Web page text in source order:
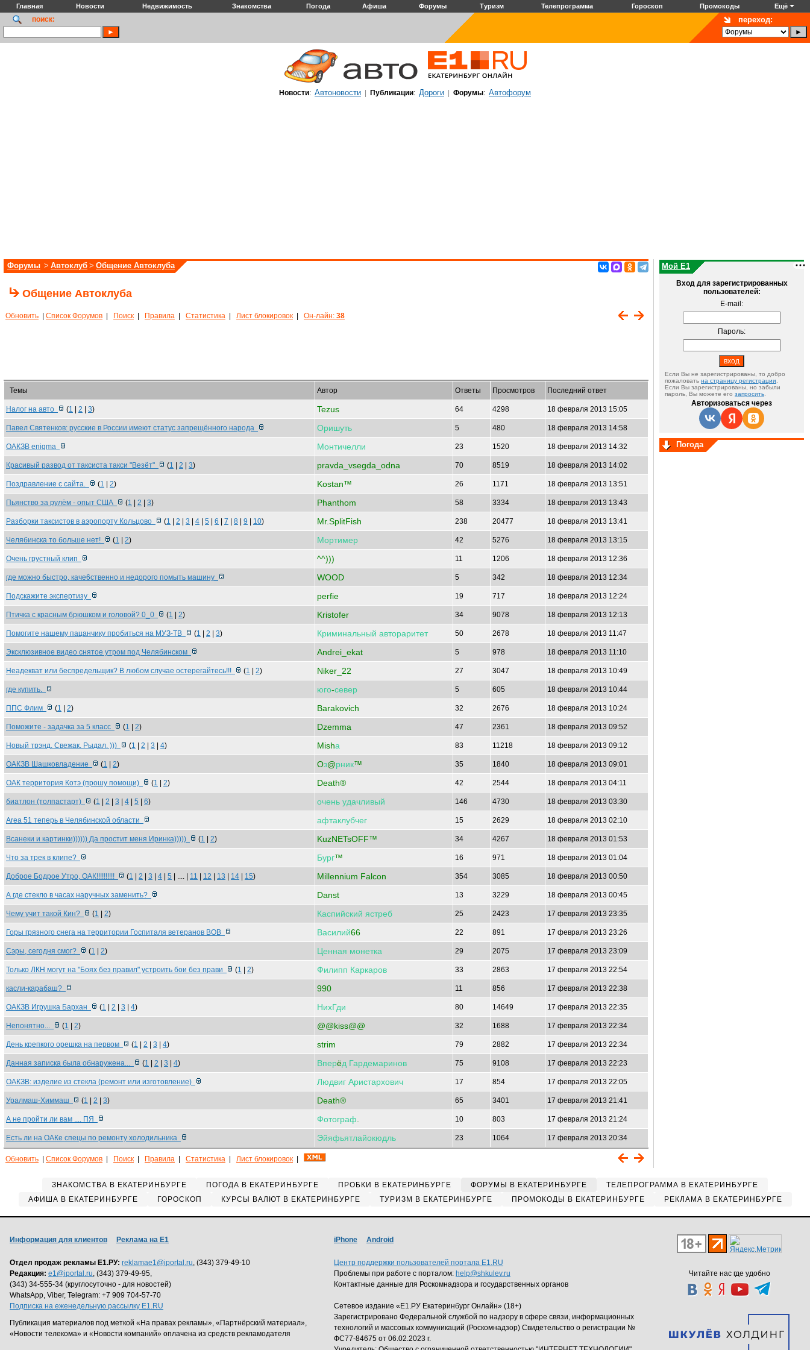
Главная Новости Недвижимость Знакомства Погода Афиша Форумы Туризм Телепрограмма Гороскоп Промокоды Ещё
поиск: переход:
Новости: Автоновости Публикации: Дороги Форумы: Автофорум
Форумы > Автоклуб > Общение Автоклуба
Общение Автоклуба
Обновить Список Форумов Поиск Правила Статистика Лист блокировок Он-лайн: 38
Темы Автор Ответы Просмотров Последний ответ
Налог на авто (1 2 3) Tezus 64 4298 18 февраля 2013 15:05
Павел Святенков: русские в России имеют статус запрещённого народа Оришуть 5 480 18 февраля 2013 14:58
ОАКЗВ enigma Монтичелли 23 1520 18 февраля 2013 14:32
Красивый развод от таксиста такси "Везёт" (1 2 3) pravda_vsegda_odna 70 8519 18 февраля 2013 14:02
Поздравление с сайта. (1 2) Kostan™ 26 1171 18 февраля 2013 13:51
Пьянство за рулём - опыт США (1 2 3) Phanthom 58 3334 18 февраля 2013 13:43
Разборки таксистов в аэропорту Кольцово (1 2 3 4 5 6 7 8 9 10) Mr.SplitFish 238 20477 18 февраля 2013 13:41
Челябинска то больше нет! (1 2) Мортимер 42 5276 18 февраля 2013 13:15
Очень грустный клип ^^))) 11 1206 18 февраля 2013 12:36
где можно быстро, каче6ственно и недорого помыть машину WOOD 5 342 18 февраля 2013 12:34
Подскажите экспертизу perfie 19 717 18 февраля 2013 12:24
Птичка с красным брюшком и головой? 0_0 (1 2) Kristofer 34 9078 18 февраля 2013 12:13
Помогите нашему пацанчику пробиться на МУЗ-ТВ (1 2 3) Криминальный автораритет 50 2678 18 февраля 2013 11:47
Эксклюзивное видео снятое утром под Челябинском Andrei_ekat 5 978 18 февраля 2013 11:10
Неадекват или беспредельщик? В любом случае остерегайтесь!!! (1 2) Niker_22 27 3047 18 февраля 2013 10:49
где купить. юго-север 5 605 18 февраля 2013 10:44
ППС Флим (1 2) Barakovich 32 2676 18 февраля 2013 10:24
Поможите - задачка за 5 класс (1 2) Dzemma 47 2361 18 февраля 2013 09:52
Новый трэнд. Свежак. Рыдал. ))) (1 2 3 4) Mishа 83 11218 18 февраля 2013 09:12
ОАКЗВ Шашковладение (1 2) Oз@рник™ 35 1840 18 февраля 2013 09:01
ОАК территория Котэ (прошу помощи) (1 2) Death® 42 2544 18 февраля 2013 04:11
биатлон (толпастарт) (1 2 3 4 5 6) очень удачливый 146 4730 18 февраля 2013 03:30
Area 51 теперь в Челябинской области афтаклубчег 15 2629 18 февраля 2013 02:10
Всанеки и картинки)))))) Да простит меня Иринка))))) (1 2) KuzNETsOFF™ 34 4267 18 февраля 2013 01:53
Что за трек в клипе? Бург™ 16 971 18 февраля 2013 01:04
Доброе Бодрое Утро, ОАК!!!!!!!!!! (1 2 3 4 5 | .... | 11 12 13 14 15) Millennium Falcon 354 3085 18 февраля 2013 00:50
А где стекло в часах наручных заменить? Danst 13 3229 18 февраля 2013 00:45
Чему учит такой Кин? (1 2) Каспийский ястреб 25 2423 17 февраля 2013 23:35
Горы грязного снега на территории Госпиталя ветеранов ВОВ Василий66 22 891 17 февраля 2013 23:26
Сэры, сегодня смог? (1 2) Ценная монетка 29 2075 17 февраля 2013 23:09
Только ЛКН могут на "Боях без правил" устроить бои без прави (1 2) Филипп Каркаров 33 2863 17 февраля 2013 22:54
касли-карабаш? 990 11 856 17 февраля 2013 22:38
ОАКЗВ Игрушка Бархан (1 2 3 4) НихГди 80 14649 17 февраля 2013 22:35
Непонятно... (1 2) @@kiss@@ 32 1688 17 февраля 2013 22:34
День крепкого орешка на первом (1 2 3 4) strim 79 2882 17 февраля 2013 22:34
Данная записка была обнаружена... (1 2 3 4) Вперёд Гардемаринов 75 9108 17 февраля 2013 22:23
ОАКЗВ: изделие из стекла (ремонт или изготовление) Людвиг Аристархович 17 854 17 февраля 2013 22:05
Уралмаш-Химмаш (1 2 3) Death® 65 3401 17 февраля 2013 21:41
А не пройти ли вам .... ПЯ Фотограф 10 803 17 февраля 2013 21:24
Есть ли на ОАКе спецы по ремонту холодильника Эйяфьятлайокюдль 23 1064 17 февраля 2013 20:34
Обновить Список Форумов Поиск Правила Статистика Лист блокировок
Мой E1
Вход для зарегистрированных
пользователей:
E-mail:
Пароль:
Если Вы не зарегистрированы, то добро
пожаловать на страницу регистрации
Если Вы зарегистрированы, но забыли
пароль, Вы можете его запросить
Авторизоваться через
Погода
ЗНАКОМСТВА В ЕКАТЕРИНБУРГЕ ПОГОДА В ЕКАТЕРИНБУРГЕ ПРОБКИ В ЕКАТЕРИНБУРГЕ ФОРУМЫ В ЕКАТЕРИНБУРГЕ
ТЕЛЕПРОГРАММА В ЕКАТЕРИНБУРГЕ
АФИША В ЕКАТЕРИНБУРГЕ
ГОРОСКОП КУРСЫ ВАЛЮТ В ЕКАТЕРИНБУРГЕ ТУРИЗМ В ЕКАТЕРИНБУРГЕ ПРОМОКОДЫ В ЕКАТЕРИНБУРГЕ РЕКЛАМА В ЕКАТЕРИНБУРГЕ
Читайте нас где удобно
Информация для клиентов Реклама на Е1
Отдел продаж рекламы Е1.РУ: reklamae1@iportal.ru, (343) 379-49-10
Редакция: e1@iportal.ru, (343) 379-49-95,
(343) 34-555-34 (круглосуточно - для новостей)
WhatsApp, Viber, Telegram: +7 909 704-57-70
Подписка на еженедельную рассылку E1.RU
Публикация материалов под меткой «На правах рекламы», «Партнёрский материал»,
«Новости телекома» и «Новости компаний» оплачена из средств рекламодателя
iPhone Android
Центр поддержки пользователей портала E1.RU
Проблемы при работе с порталом: help@shkulev.ru
Контактные данные для Роскомнадзора и государственных органов
Сетевое издание «Е1.РУ Екатеринбург Онлайн» (18+)
Зарегистрировано Федеральной службой по надзору в сфере связи, информационных
технологий и массовых коммуникаций (Роскомнадзор) Свидетельство о регистрации №
ФС77-84675 от 06.02.2023 г.